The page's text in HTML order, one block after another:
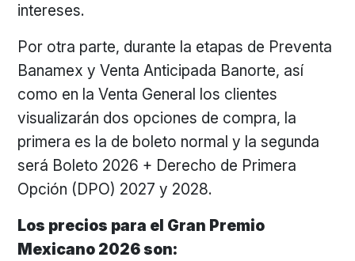
intereses.
Por otra parte, durante la etapas de Preventa
Banamex y Venta Anticipada Banorte, así
como en la Venta General los clientes
visualizarán dos opciones de compra, la
primera es la de boleto normal y la segunda
será Boleto 2026 + Derecho de Primera
Opción (DPO) 2027 y 2028.
Los precios para el Gran Premio
Mexicano 2026 son: